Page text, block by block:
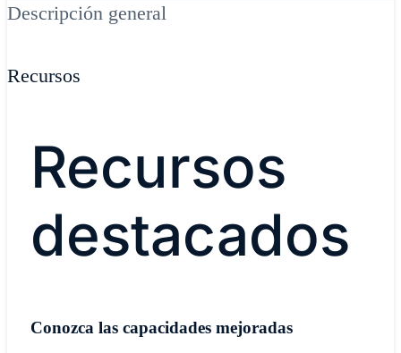
Descripción general
Recursos
Recursos
destacados
Conozca las capacidades mejoradas